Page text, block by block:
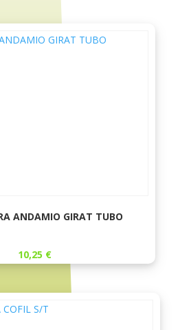
ANDAMIO GIRAT TUBO
10,25 €